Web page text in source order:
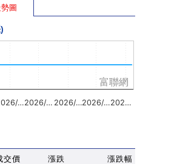
圖
…2026/… 2026/…2026/…202…
富聯網
交價 漲跌 漲跌幅